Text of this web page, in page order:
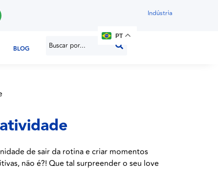
Indústria
BLOG
PT
de sair da rotina e criar momentos
não é?! Que tal surpreender o seu love